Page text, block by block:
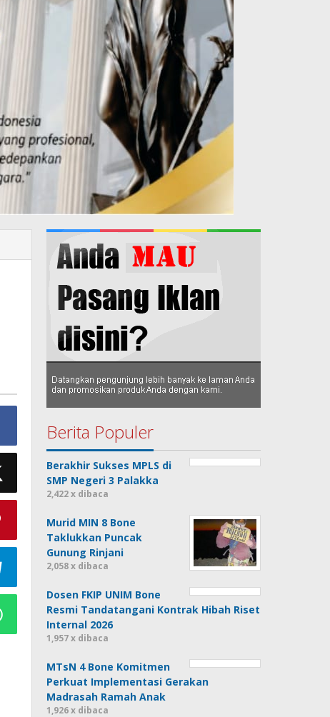
Berita Populer
Berakhir Sukses MPLS di
SMP Negeri 3 Palakka
2,422 x dibaca
Murid MIN 8 Bone
Taklukkan Puncak
Gunung Rinjani
2,058 x dibaca
Dosen FKIP UNIM Bone
Resmi Tandatangani Kontrak Hibah Riset
Internal 2026
1,957 x dibaca
MTsN 4 Bone Komitmen
Perkuat Implementasi Gerakan
Madrasah Ramah Anak
1,926 x dibaca